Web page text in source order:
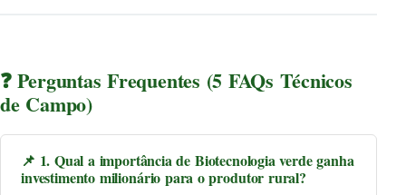
❓ Perguntas Frequentes (5 FAQs Técnicos
de Campo)
📌 1. Qual a importância de Biotecnologia verde ganha
investimento milionário para o produtor rural?